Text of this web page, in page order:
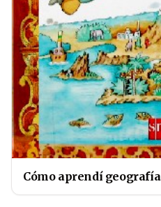
Cómo aprendí geografía